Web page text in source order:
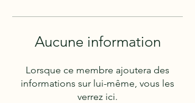
Aucune information
Lorsque ce membre ajoutera des
informations sur lui-même, vous les
verrez ici.